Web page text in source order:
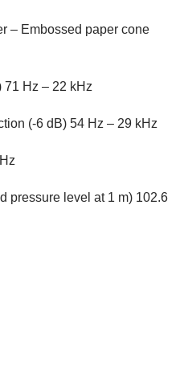
– Embossed paper cone
71 Hz – 22 kHz
(-6 dB) 54 Hz – 29 kHz
pressure level at 1 m) 102.6